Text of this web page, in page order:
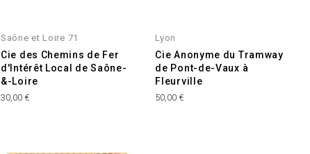
Saône et Loire 71
Cie des Chemins de Fer
d'Intérêt Local de Saône-
&-Loire
Prix
30,00 €
Lyon
Cie Anonyme du Tramway
de Pont-de-Vaux à
Fleurville
Prix
50,00 €